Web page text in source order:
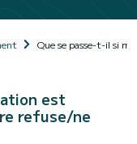
Que se passe-t-il si
est
refuse/ne